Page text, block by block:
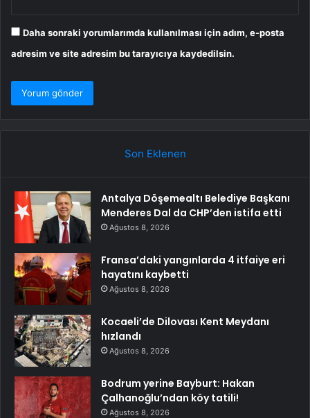
Daha sonraki yorumlarımda kullanılması için adım, e-posta
adresim ve site adresim bu tarayıcıya kaydedilsin.
Son Eklenen
Antalya Döşemealtı Belediye Başkanı
Menderes Dal da CHP’den istifa etti
Ağustos 8, 2026
Fransa’daki yangınlarda 4 itfaiye eri
hayatını kaybetti
Ağustos 8, 2026
Kocaeli’de Dilovası Kent Meydanı
hızlandı
Ağustos 8, 2026
Bodrum yerine Bayburt: Hakan
Çalhanoğlu’ndan köy tatili!
Ağustos 8, 2026